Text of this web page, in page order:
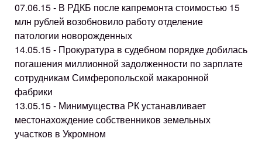
07.06.15 - В РДКБ после капремонта стоимостью 15
млн рублей возобновило работу отделение
патологии новорожденных
14.05.15 - Прокуратура в судебном порядке добилась
погашения миллионной задолженности по зарплате
сотрудникам Симферопольской макаронной
фабрики
13.05.15 - Минимущества РК устанавливает
местонахождение собственников земельных
участков в Укромном